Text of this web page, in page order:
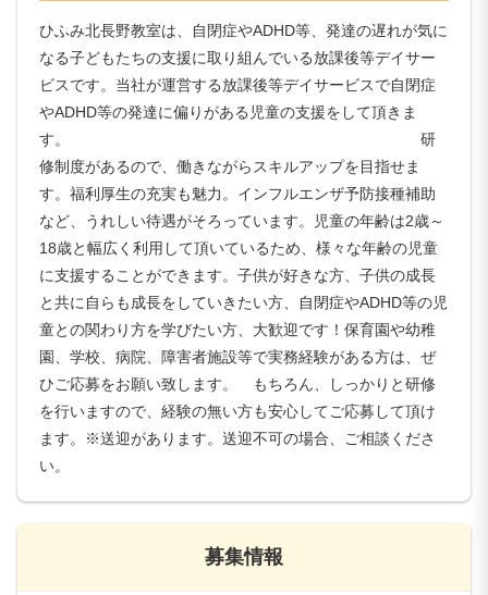
ひふみ北長野教室は、自閉症やADHD等、発達の遅れが気に
なる子どもたちの支援に取り組んでいる放課後等デイサー
ビスです。当社が運営する放課後等デイサービスで自閉症
やADHD等の発達に偏りがある児童の支援をして頂きま
す。 研
修制度があるので、働きながらスキルアップを目指せま
す。福利厚生の充実も魅力。インフルエンザ予防接種補助
など、うれしい待遇がそろっています。児童の年齢は2歳～
18歳と幅広く利用して頂いているため、様々な年齢の児童
に支援することができます。子供が好きな方、子供の成長
と共に自らも成長をしていきたい方、自閉症やADHD等の児
童との関わり方を学びたい方、大歓迎です！保育園や幼稚
園、学校、病院、障害者施設等で実務経験がある方は、ぜ
ひご応募をお願い致します。 もちろん、しっかりと研修
を行いますので、経験の無い方も安心してご応募して頂け
ます。※送迎があります。送迎不可の場合、ご相談くださ
い。
募集情報